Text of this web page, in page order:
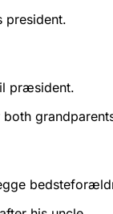
president.
præsident.